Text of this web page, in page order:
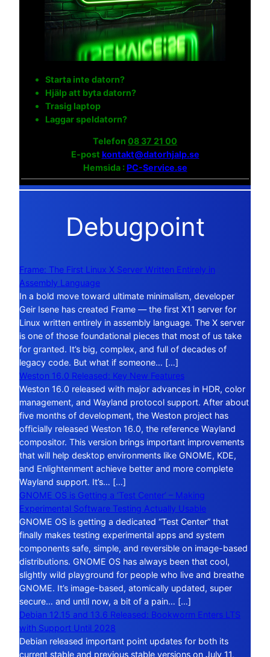
Starta inte datorn?
Hjälp att byta datorn?
Trasig laptop
Laggar speldatorn?
Telefon 08 37 21 00
E-post kontakt@datorhjalp.se
Hemsida :PC-Service.se
Debugpoint
Frame: The First Linux X Server Written Entirely in
Assembly Language
In a bold move toward ultimate minimalism, developer
Geir Isene has created Frame — the first X11 server for
Linux written entirely in assembly language. The X server
is one of those foundational pieces that most of us take
for granted. It’s big, complex, and full of decades of
legacy code. But what if someone… […]
Weston 16.0 Released: Key New Features
Weston 16.0 released with major advances in HDR, color
management, and Wayland protocol support. After about
five months of development, the Weston project has
officially released Weston 16.0, the reference Wayland
compositor. This version brings important improvements
that will help desktop environments like GNOME, KDE,
and Enlightenment achieve better and more complete
Wayland support. It’s… […]
GNOME OS is Getting a ‘Test Center’ – Making
Experimental Software Testing Actually Usable
GNOME OS is getting a dedicated “Test Center” that
finally makes testing experimental apps and system
components safe, simple, and reversible on image-based
distributions. GNOME OS has always been that cool,
slightly wild playground for people who live and breathe
GNOME. It’s image-based, atomically updated, super
secure… and until now, a bit of a pain… […]
Debian 12.15 and 13.6 Released: Bookworm Enters LTS
with Support Until 2028
Debian released important point updates for both its
current stable and previous stable versions on July 11,